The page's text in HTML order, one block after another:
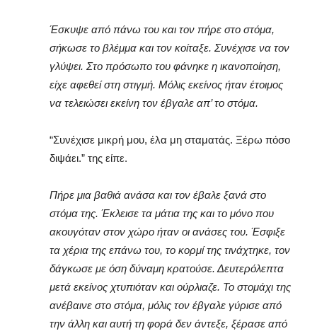
Έσκυψε από πάνω του και τον πήρε στο στόμα,
σήκωσε το βλέμμα και τον κοίταξε. Συνέχισε να τον
γλύψει. Στο πρόσωπο του φάνηκε η ικανοποίηση,
είχε αφεθεί στη στιγμή. Μόλις εκείνος ήταν έτοιμος
να τελειώσει εκείνη τον έβγαλε απ’ το στόμα.
“Συνέχισε μικρή μου, έλα μη σταματάς. Ξέρω πόσο
διψάει.” της είπε.
Πήρε μια βαθιά ανάσα και τον έβαλε ξανά στο
στόμα της. Έκλεισε τα μάτια της και το μόνο που
ακουγόταν στον χώρο ήταν οι ανάσες του. Έσφιξε
τα χέρια της επάνω του, το κορμί της τινάχτηκε, τον
δάγκωσε με όση δύναμη κρατούσε. Δευτερόλεπτα
μετά εκείνος χτυπιόταν και ούρλιαζε. Το στομάχι της
ανέβαινε στο στόμα, μόλις τον έβγαλε γύρισε από
την άλλη και αυτή τη φορά δεν άντεξε, ξέρασε από